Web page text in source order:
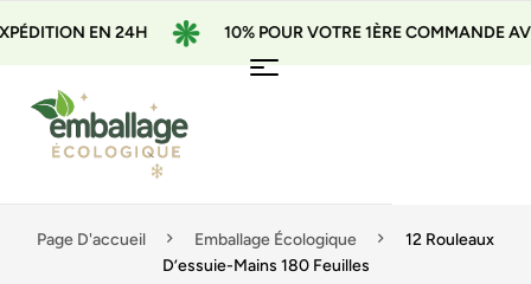
EN 24H 10% POUR VOTRE 1ÈRE COMMANDE AVEC
Page D'accueil Emballage Écologique
12 Rouleaux
D’essuie-Mains 180 Feuilles